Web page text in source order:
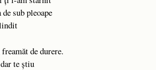
sub pleoape
de durere.
te ştiu